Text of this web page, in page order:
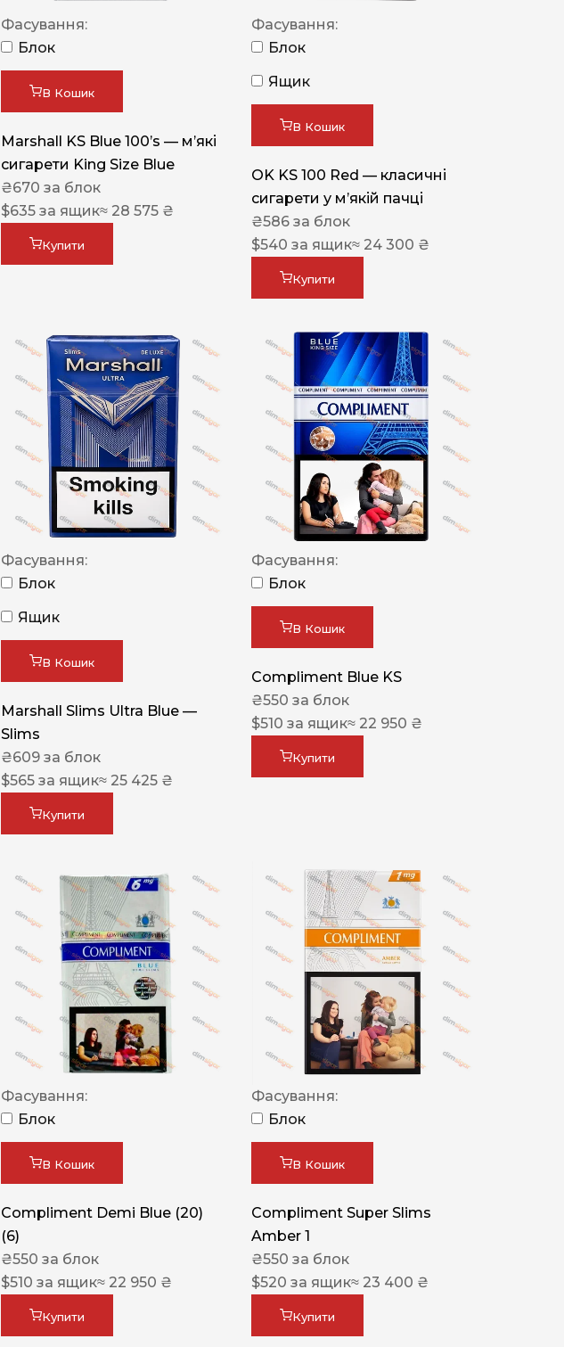
Фасування:
Блок
В Кошик
Marshall KS Blue 100’s — м’які
сигарети King Size Blue
₴670 за блок
$635 за ящик≈ 28 575 ₴
Купити
Фасування:
Блок
Ящик
В Кошик
OK KS 100 Red — класичні
сигарети у м’якій пачці
₴586 за блок
$540 за ящик≈ 24 300 ₴
Купити
Фасування:
Блок
Ящик
В Кошик
Marshall Slims Ultra Blue —
Slims
₴609 за блок
$565 за ящик≈ 25 425 ₴
Купити
Фасування:
Блок
В Кошик
Compliment Blue KS
₴550 за блок
$510 за ящик≈ 22 950 ₴
Купити
Фасування:
Блок
В Кошик
Compliment Demi Blue (20)
(6)
₴550 за блок
$510 за ящик≈ 22 950 ₴
Купити
Фасування:
Блок
В Кошик
Compliment Super Slims
Amber 1
₴550 за блок
$520 за ящик≈ 23 400 ₴
Купити